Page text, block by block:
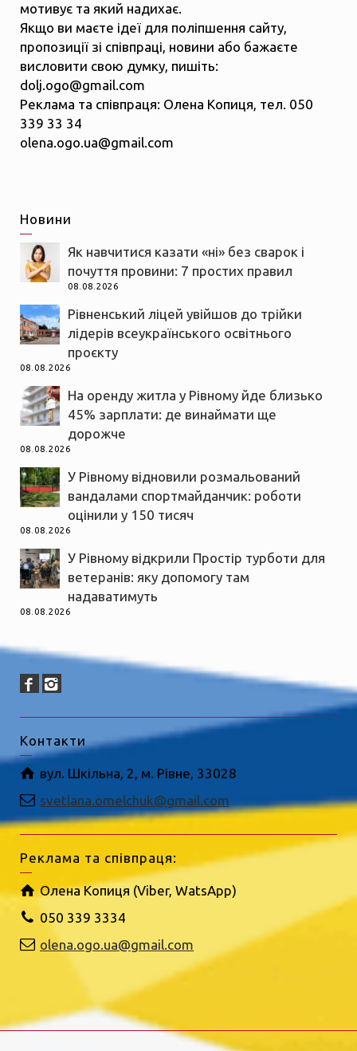
мотивує та який надихає.
Якщо ви маєте ідеї для поліпшення сайту,
пропозиції зі співпраці, новини або бажаєте
висловити свою думку, пишіть:
dolj.ogo@gmail.com
Реклама та співпраця: Олена Копиця, тел. 050
339 33 34
olena.ogo.ua@gmail.com
Новини
Як навчитися казати «ні» без сварок і
почуття провини: 7 простих правил
08.08.2026
Рівненський ліцей увійшов до трійки
лідерів всеукраїнського освітнього
проєкту
08.08.2026
На оренду житла у Рівному йде близько
45% зарплати: де винаймати ще
дорожче
08.08.2026
У Рівному відновили розмальований
вандалами спортмайданчик: роботи
оцінили у 150 тисяч
08.08.2026
У Рівному відкрили Простір турботи для
ветеранів: яку допомогу там
надаватимуть
08.08.2026
Контакти
вул. Шкільна, 2, м. Рівне, 33028
svetlana.omelchuk@gmail.com
Реклама та співпраця:
Олена Копиця (Viber, WatsApp)
050 339 3334
olena.ogo.ua@gmail.com